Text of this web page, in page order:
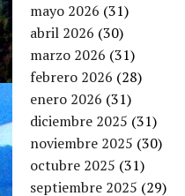
mayo 2026 (31)
abril 2026 (30)
marzo 2026 (31)
febrero 2026 (28)
enero 2026 (31)
diciembre 2025 (31)
noviembre 2025 (30)
octubre 2025 (31)
septiembre 2025 (29)